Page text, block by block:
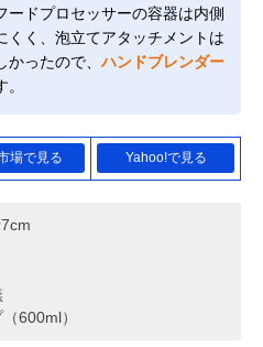
ードプロセッサーの容器は内側
くく、泡立てアタッチメントは
かったので、ハンドブレンダー
。
場で見る Yahoo!で見る
600ml）